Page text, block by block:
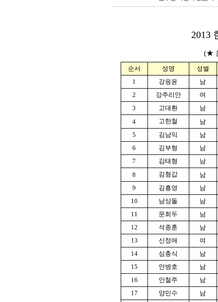
2013
(★
순서 성명
성별
1
강응윤
남
2
강주리안
여
3
고대환
남
4
고한철
남
5
김남익
남
6
김부형
남
7
김태형
남
8
김형갑
남
9
김흥영
남
10
남상돌
남
11
문희두
남
12
석종훈
남
13
신정애
여
14
심충식
남
15
안병호
남
16
안철주
남
17
양민수
남